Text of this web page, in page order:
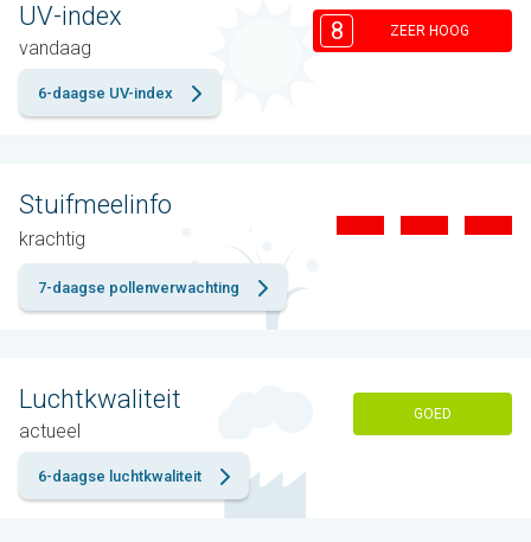
UV-index
vandaag
8 ZEER HOOG
6-daagse UV-index
Stuifmeelinfo
krachtig
7-daagse pollenverwachting
Luchtkwaliteit
actueel
GOED
6-daagse luchtkwaliteit